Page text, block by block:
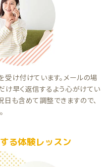
け付けています。メールの場
け早く返信するよう心がけてい
日も含めて調整できますので、
る体験レッスン